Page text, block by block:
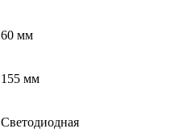
60 мм
155 мм
Светодиодная